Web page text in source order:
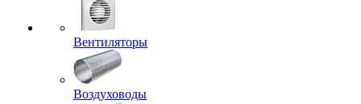
Вентиляторы
Воздуховоды